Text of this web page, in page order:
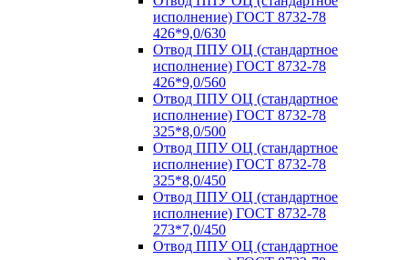
исполнение) ГОСТ 8732-78
426*9,0/630
Отвод ППУ ОЦ (стандартное
исполнение) ГОСТ 8732-78
426*9,0/560
Отвод ППУ ОЦ (стандартное
исполнение) ГОСТ 8732-78
325*8,0/500
Отвод ППУ ОЦ (стандартное
исполнение) ГОСТ 8732-78
325*8,0/450
Отвод ППУ ОЦ (стандартное
исполнение) ГОСТ 8732-78
273*7,0/450
Отвод ППУ ОЦ (стандартное